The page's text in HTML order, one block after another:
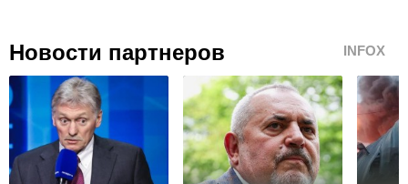
Новости партнеров INFOX